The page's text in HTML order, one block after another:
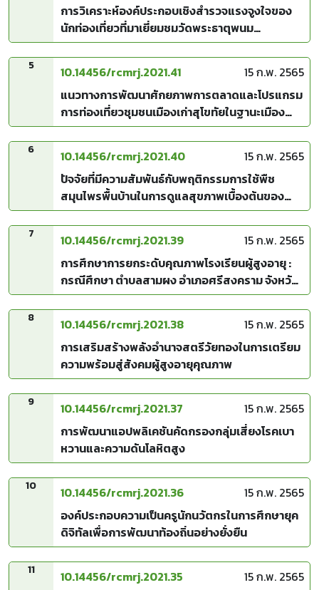
การวิเคราะห์องค์ประกอบเชิงสำรวจแรงจูงใจของ
นักท่องเที่ยวที่มาเยี่ยมชมวัดพระธาตุพนม
วรมหาวิหาร จังหวัดนครพนม
5 10.14456/rcmrj.2021.41
15 ก.พ. 2565
แนวทางการพัฒนาศักยภาพการตลาดและโปรแกรม
การท่องเที่ยวชุมชนเมืองเก่าสุโขทัยในฐานะเมือง
สร้างสรรค์โลกภายใต้ฐานวิถีชีวิตใหม่ (New
Normal)
6 10.14456/rcmrj.2021.40
15 ก.พ. 2565
ปัจจัยที่มีความสัมพันธ์กับพฤติกรรมการใช้พืช
สมุนไพรพื้นบ้านในการดูแลสุขภาพเบื้องต้นของ
อาสาสมัครสาธารณสุขประจำหมู่บ้าน ตำบลแม่ไร่
อำเภอแม่จัน จังหวัดเชียงราย
7 10.14456/rcmrj.2021.39
15 ก.พ. 2565
การศึกษาการยกระดับคุณภาพโรงเรียนผู้สูงอายุ :
กรณีศึกษา ตำบลสามผง อำเภอศรีสงคราม จังหวัด
นครพนม
8 10.14456/rcmrj.2021.38
15 ก.พ. 2565
การเสริมสร้างพลังอำนาจสตรีวัยทองในการเตรียม
ความพร้อมสู่สังคมผู้สูงอายุคุณภาพ
9 10.14456/rcmrj.2021.37
15 ก.พ. 2565
การพัฒนาแอปพลิเคชันคัดกรองกลุ่มเสี่ยงโรคเบา
หวานและความดันโลหิตสูง
10 10.14456/rcmrj.2021.36
15 ก.พ. 2565
องค์ประกอบความเป็นครูนักนวัตกรในการศึกษายุค
ดิจิทัลเพื่อการพัฒนาท้องถิ่นอย่างยั่งยืน
11 10.14456/rcmrj.2021.35
15 ก.พ. 2565